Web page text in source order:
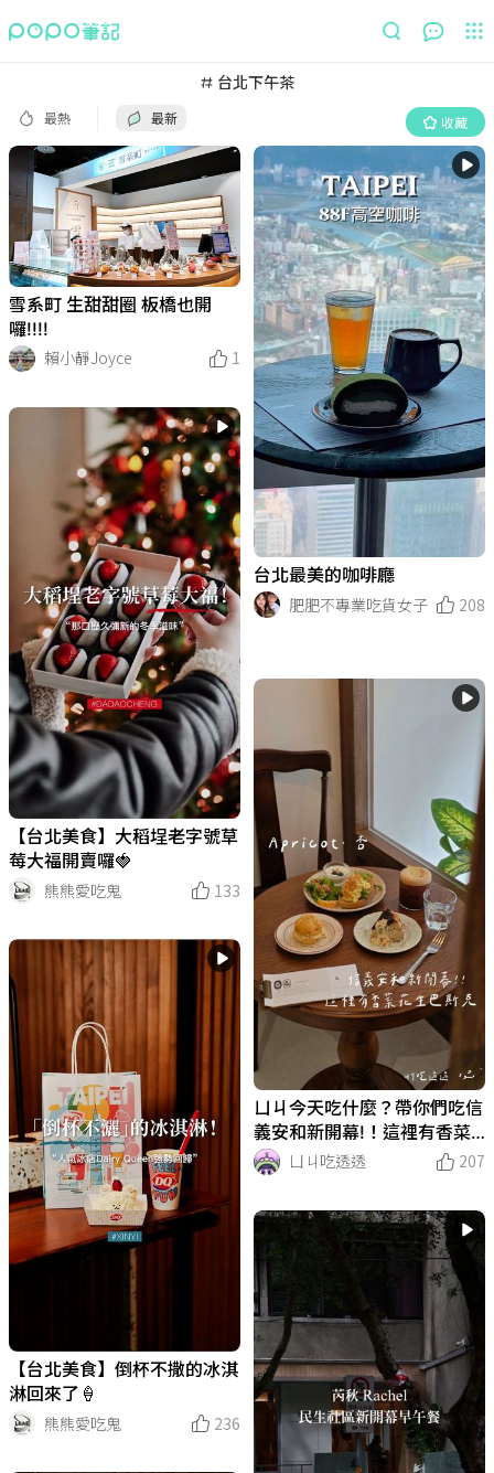
台北下午茶
最熱 最新 收藏
收藏
雪系町 生甜甜圈 板橋也開
囉!!!!
賴小靜Joyce
1
台北最美的咖啡廳
肥肥不專業吃貨女子
208
【台北美食】大稻埕老字號草
莓大福開賣囉🍓
熊熊愛吃鬼
133
ㄩㄐ今天吃什麼？帶你們吃信
義安和新開幕!！這裡有香菜
花生巴斯克｜Apricot. 杏
ㄩㄐ吃透透 207
【台北美食】倒杯不撒的冰淇
淋回來了🍦
熊熊愛吃鬼
236